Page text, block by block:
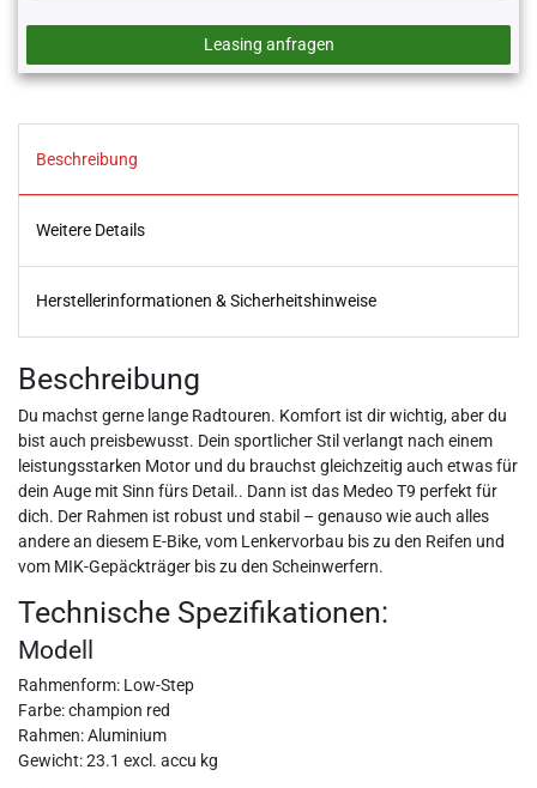
Leasing anfragen
Beschreibung
Weitere Details
Herstellerinformationen & Sicherheitshinweise
Beschreibung
Du machst gerne lange Radtouren. Komfort ist dir wichtig, aber du
bist auch preisbewusst. Dein sportlicher Stil verlangt nach einem
leistungsstarken Motor und du brauchst gleichzeitig auch etwas für
dein Auge mit Sinn fürs Detail.. Dann ist das Medeo T9 perfekt für
dich. Der Rahmen ist robust und stabil – genauso wie auch alles
andere an diesem E-Bike, vom Lenkervorbau bis zu den Reifen und
vom MIK-Gepäckträger bis zu den Scheinwerfern.
Technische Spezifikationen:
Modell
Rahmenform: Low-Step
Farbe: champion red
Rahmen: Aluminium
Gewicht: 23.1 excl. accu kg